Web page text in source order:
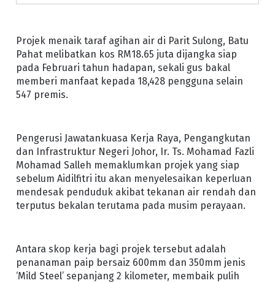
Projek menaik taraf agihan air di Parit Sulong, Batu
Pahat melibatkan kos RM18.65 juta dijangka siap
pada Februari tahun hadapan, sekali gus bakal
memberi manfaat kepada 18,428 pengguna selain
547 premis.
Pengerusi Jawatankuasa Kerja Raya, Pengangkutan
dan Infrastruktur Negeri Johor, Ir. Ts. Mohamad Fazli
Mohamad Salleh memaklumkan projek yang siap
sebelum Aidilfitri itu akan menyelesaikan keperluan
mendesak penduduk akibat tekanan air rendah dan
terputus bekalan terutama pada musim perayaan.
Antara skop kerja bagi projek tersebut adalah
penanaman paip bersaiz 600mm dan 350mm jenis
‘Mild Steel’ sepanjang 2 kilometer, membaik pulih